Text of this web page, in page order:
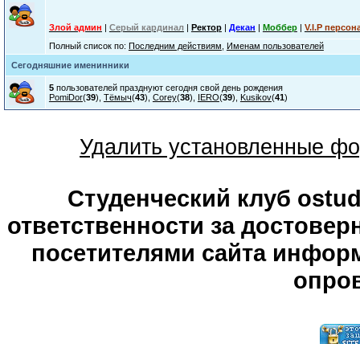
Злой админ | Серый кардинал| Ректор| Декан | Моббер| V.I.P
Полный список по: Последним действиям Именам пользователей
Сегодняшние именинники
5пользователей празднуют сегодня свой день рождения
PomiDor(39), Тёмыч(43), Corey(38), IERO(39), Kusikov(41)
Удалить установленные
Студенческий клуб
ответственности за
посетителями сайта